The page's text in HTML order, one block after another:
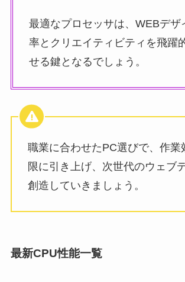
最適なプロセッサは、WEBデザ
率とクリエイティビティを飛躍
せる鍵となるでしょう。
職業に合わせたPC選びで、作業
限に引き上げ、次世代のウェブ
創造していきましょう。
最新CPU性能一覧